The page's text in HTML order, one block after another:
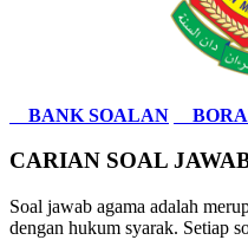
BANK SOALAN
CARIAN SOAL
Soal jawab agama adalah
dengan hukum syarak. Setiap